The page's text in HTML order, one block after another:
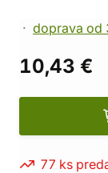
doprava od
10,43 €
77 ks